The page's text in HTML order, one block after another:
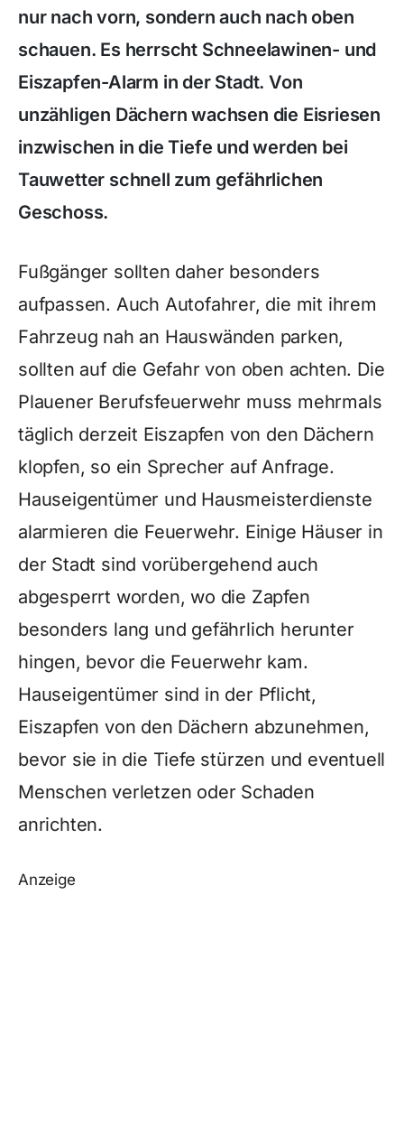
nur nach vorn, sondern auch nach oben
schauen. Es herrscht Schneelawinen- und
Eiszapfen-Alarm in der Stadt. Von
unzähligen Dächern wachsen die Eisriesen
inzwischen in die Tiefe und werden bei
Tauwetter schnell zum gefährlichen
Geschoss.
Fußgänger sollten daher besonders
aufpassen. Auch Autofahrer, die mit ihrem
Fahrzeug nah an Hauswänden parken,
sollten auf die Gefahr von oben achten. Die
Plauener Berufsfeuerwehr muss mehrmals
täglich derzeit Eiszapfen von den Dächern
klopfen, so ein Sprecher auf Anfrage.
Hauseigentümer und Hausmeisterdienste
alarmieren die Feuerwehr. Einige Häuser in
der Stadt sind vorübergehend auch
abgesperrt worden, wo die Zapfen
besonders lang und gefährlich herunter
hingen, bevor die Feuerwehr kam.
Hauseigentümer sind in der Pflicht,
Eiszapfen von den Dächern abzunehmen,
bevor sie in die Tiefe stürzen und eventuell
Menschen verletzen oder Schaden
anrichten.
Anzeige